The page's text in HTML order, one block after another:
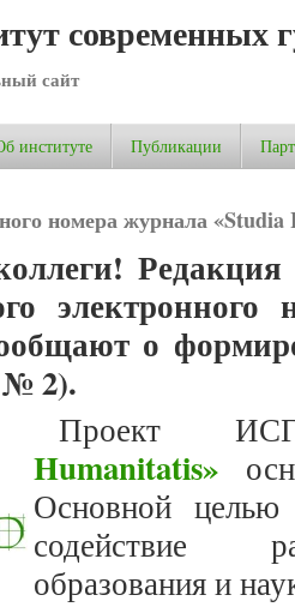
современных
сайт
институте Публикации
номера журнала
электронного
о
№ 2).
Проект
Humanitatis»
Основной целью
содействие
образования и